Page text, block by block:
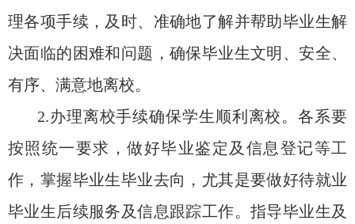
理各项手续，及时、准确地了解并帮助毕业生解
决面临的困难和问题，确保毕业生文明、安全、
有序、满意地离校。
2.办理离校手续确保学生顺利离校。各系要
按照统一要求，做好毕业鉴定及信息登记等工
作，掌握毕业生毕业去向，尤其是要做好待就业
毕业生后续服务及信息跟踪工作。指导毕业生及